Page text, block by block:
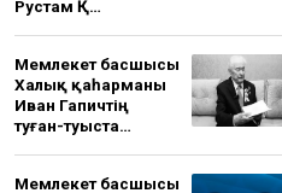
Рустам Қ…
Мемлекет басшысы
Халық қаһарманы
Иван Гапичтің
туған-туыста…
Мемлекет басшысы